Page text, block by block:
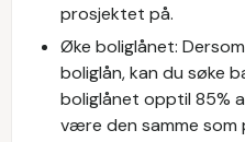
prosjektet på.
Øke boliglånet:
boliglån, kan du søke
boliglånet opptil 85%
være den samme som